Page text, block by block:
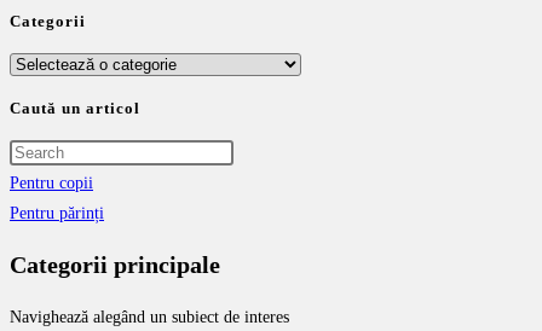
to
comment
to
comment
URL
(optional)
Categorii
Categorii
Caută un articol
Pentru copii
Pentru părinți
Categorii principale
Navighează alegând un subiect de interes